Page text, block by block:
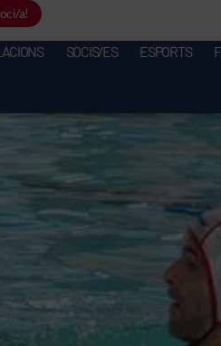
a!
SOCIS/ES ESPORTS